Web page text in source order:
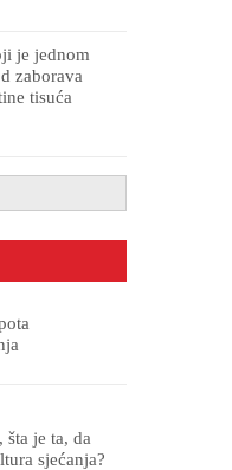
je jednom
zaborava
tisuća
šta je ta, da
sjećanja?